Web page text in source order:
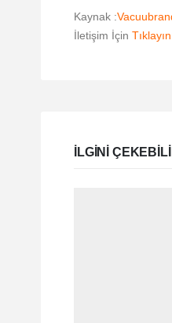
Kaynak :
İletişim İçin
ILGINI